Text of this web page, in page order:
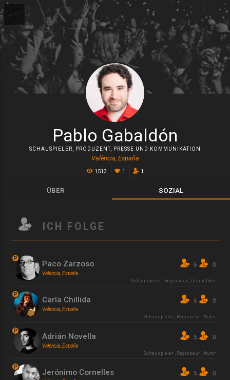
Pablo Gabaldón
SCHAUSPIELER PRODUZENT, PRESSE UND KOMMUNIKATION
València, España
1513 1 1
ÜBER SOZIAL
ICH FOLGE
P
Paco Zarzoso
València, España
Schauspieler
Regisseur Dramatiker
6 0
P
Carla Chillida
València, España
Schauspieler , Regisseur ,Autor
6 0
P
Adrián Novella
València, España
Schauspieler
Regisseur Autor
5 0
P
Jerónimo Cornelles 5 0